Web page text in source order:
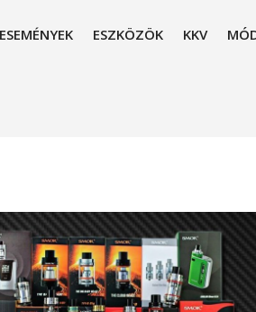
ESEMÉNYEK ESZKÖZÖK KKV